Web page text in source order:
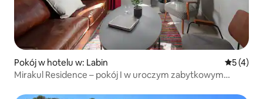
Pokój w hotelu w: Labin Średnia
5 (4)
Mirakul Residence – pokój I w uroczym zabytkowym